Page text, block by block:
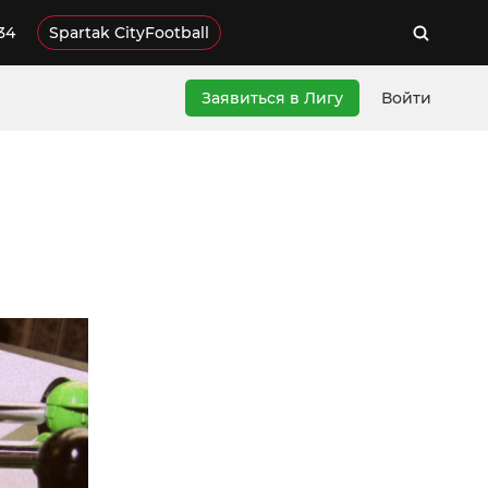
Spartak CityFootball
Заявиться в Лигу Войти